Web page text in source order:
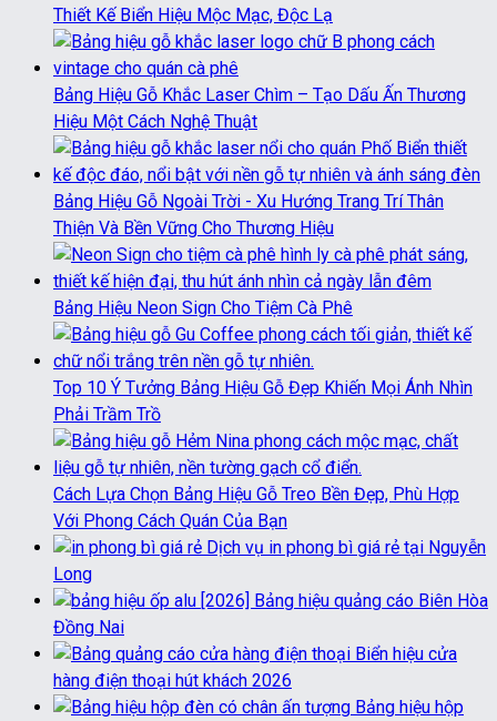
Thiết Kế Biển Hiệu Mộc Mạc, Độc Lạ
Bảng Hiệu Gỗ Khắc Laser Chìm – Tạo Dấu Ấn Thương
Hiệu Một Cách Nghệ Thuật
Bảng Hiệu Gỗ Ngoài Trời - Xu Hướng Trang Trí Thân
Thiện Và Bền Vững Cho Thương Hiệu
Bảng Hiệu Neon Sign Cho Tiệm Cà Phê
Top 10 Ý Tưởng Bảng Hiệu Gỗ Đẹp Khiến Mọi Ánh Nhìn
Phải Trầm Trồ
Cách Lựa Chọn Bảng Hiệu Gỗ Treo Bền Đẹp, Phù Hợp
Với Phong Cách Quán Của Bạn
Dịch vụ in phong bì giá rẻ tại Nguyễn
Long
[2026] Bảng hiệu quảng cáo Biên Hòa
Đồng Nai
Biển hiệu cửa
hàng điện thoại hút khách 2026
Bảng hiệu hộp